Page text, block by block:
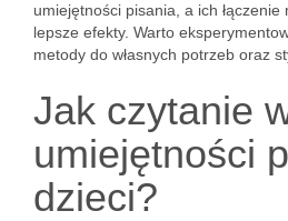
umiejętności pisania, a ich
lepsze efekty. Warto
metody do własnych potrzeb oraz
Jak czytanie
umiejętności
dzieci?